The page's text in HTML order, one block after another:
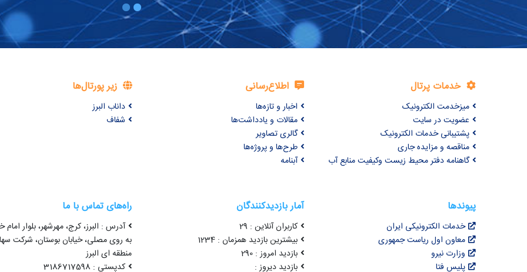
خدمات پرتال
میزخدمت الکترونیک
عضویت در سایت
پشتیبانی خدمات الکترونیک
مناقصه و مزایده جاری
گاهنامه دفتر محیط زیست وکیفیت منابع آب
اطلاع‌رسانی
اخبار و تازه‌ها
مقالات و یادداشت‌ها
گالری تصاویر
طرح‌ها و پروژه‌ها
آبنامه
زیر پورتال‌ها
داناب البرز
شفاف
پیوندها
خدمات الکترونیکی ایران
معاون اول ریاست جمهوری
وزارت نیرو
پلیس فتا
آمار بازدیدکنندگان
کاربران آنلاین : 29
بیشترین بازدید همزمان : 1234
بازدید امروز : 290
بازدید دیروز :
راه‌های تماس با ما
آدرس : البرز، کرج، مهرشهر، بلوار امام
به روی مصلی، خیابان بوستان، شرکت
منطقه ای البرز
کدپستی : 3186717598